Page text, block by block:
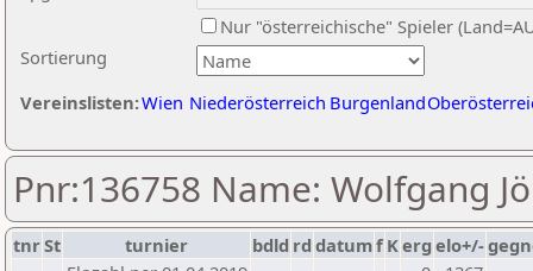
Sortierung
Nur "österreichische" Spieler
Vereinslisten:Wien Niederösterreich Burgenland
Pnr:136758 Name: Wolfgang
tnrSt turnier bdld rd datumf Kerg elo+/-